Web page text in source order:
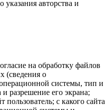
указания авторства и
на обработку файлов
(сведения о
системы, тип и
и разрешение его экрана;
с какого сайта